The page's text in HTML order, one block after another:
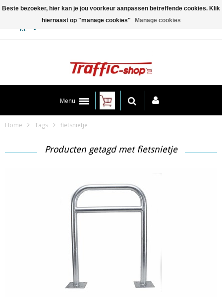
NL
Menu
Home Tags fietsnietje
Producten getagd met fietsnietje
Beste bezoeker, hier kan je jou voorkeur aanpassen betreffende cookies. Klik
hiernaast op "manage cookies"
Manage cookies